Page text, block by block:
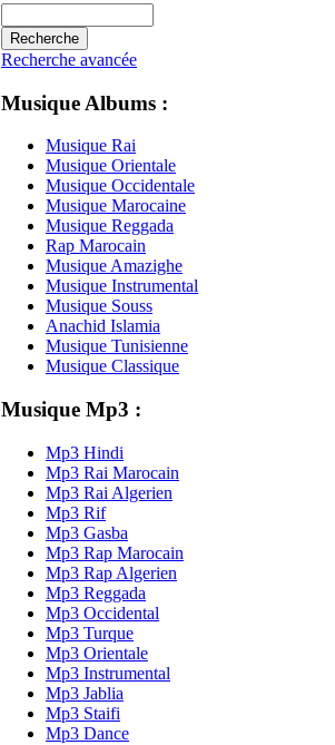
Recherche avancée
Musique Albums :
Musique Rai
Musique Orientale
Musique Occidentale
Musique Marocaine
Musique Reggada
Rap Marocain
Musique Amazighe
Musique Instrumental
Musique Souss
Anachid Islamia
Musique Tunisienne
Musique Classique
Musique Mp3 :
Mp3 Hindi
Mp3 Rai Marocain
Mp3 Rai Algerien
Mp3 Rif
Mp3 Gasba
Mp3 Rap Marocain
Mp3 Rap Algerien
Mp3 Reggada
Mp3 Occidental
Mp3 Turque
Mp3 Orientale
Mp3 Instrumental
Mp3 Jablia
Mp3 Staifi
Mp3 Dance